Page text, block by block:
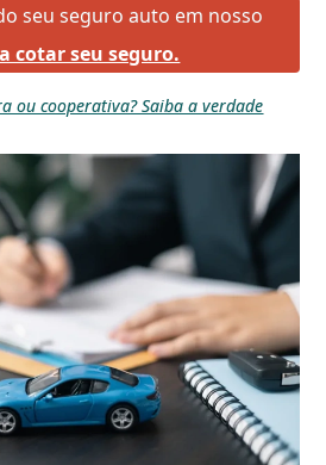
seu seguro auto em nosso
cotar seu seguro.
ou cooperativa? Saiba a verdade